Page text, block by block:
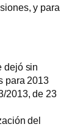
y para
dejó sin
para 2013
2013, de 23
del